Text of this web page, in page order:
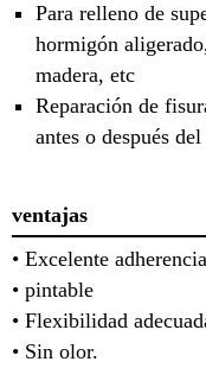
Para relleno de
hormigón
madera, etc
Reparación de
antes o después
ventajas
• Excelente
• pintable
• Flexibilidad
• Sin olor.